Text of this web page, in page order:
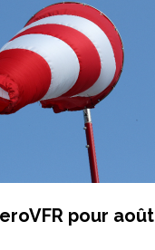
pour août